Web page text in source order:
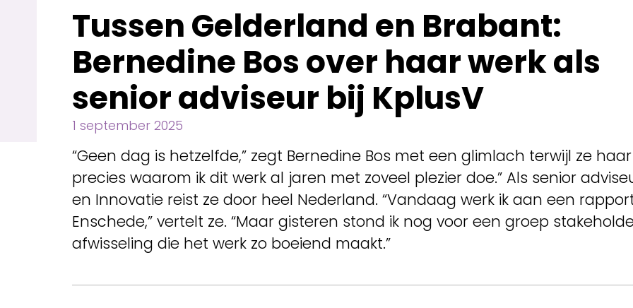
Tussen Gelderland en Brabant:
Bernedine Bos over haar werk als
senior adviseur bij KplusV
1 september 2025
“Geen dag is hetzelfde,” zegt Bernedine Bos met een glimlach terwijl ze
precies waarom ik dit werk al jaren met zoveel plezier doe.” Als senior
en Innovatie reist ze door heel Nederland. “Vandaag werk ik aan een
Enschede,” vertelt ze. “Maar gisteren stond ik nog voor een groep
afwisseling die het werk zo boeiend maakt.”